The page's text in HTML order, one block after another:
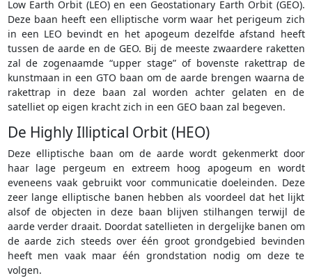
Low Earth Orbit (LEO) en een Geostationary Earth Orbit (GEO).
Deze baan heeft een elliptische vorm waar het perigeum zich
in een LEO bevindt en het apogeum dezelfde afstand heeft
tussen de aarde en de GEO. Bij de meeste zwaardere raketten
zal de zogenaamde “upper stage” of bovenste rakettrap de
kunstmaan in een GTO baan om de aarde brengen waarna de
rakettrap in deze baan zal worden achter gelaten en de
satelliet op eigen kracht zich in een GEO baan zal begeven.
De Highly Illiptical Orbit (HEO)
Deze elliptische baan om de aarde wordt gekenmerkt door
haar lage pergeum en extreem hoog apogeum en wordt
eveneens vaak gebruikt voor communicatie doeleinden. Deze
zeer lange elliptische banen hebben als voordeel dat het lijkt
alsof de objecten in deze baan blijven stilhangen terwijl de
aarde verder draait. Doordat satellieten in dergelijke banen om
de aarde zich steeds over één groot grondgebied bevinden
heeft men vaak maar één grondstation nodig om deze te
volgen.